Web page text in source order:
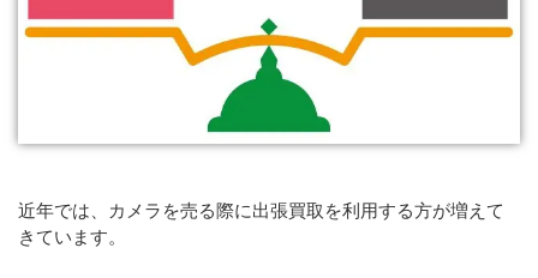
近年では、カメラを売る際に出張買取を利用する方が増えて
きています。